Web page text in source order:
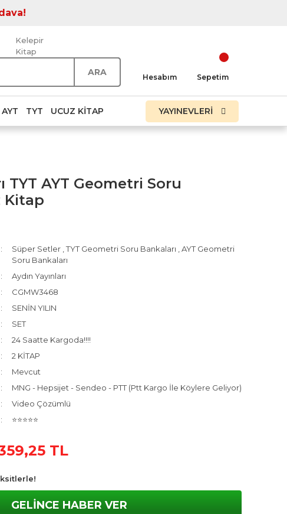
Kelepir
Kitap
ARA Hesabım Sepetim
AYT TYT UCUZ KITAP YAYINEVLERİ
TYT AYT Geometri Soru
Kitap
Süper Setler ,TYT Geometri Soru Bankaları
AYT Geometri
Soru Bankaları
Aydın Yayınları
CGMW3468
SENİN YILIN
SET
24 Saatte Kargoda!!!!
2 KİTAP
Mevcut
MNG - Hepsijet - Sendeo - PTT (Ptt Kargo İle Köylere Geliyor)
Video Çözümlü
⭐⭐⭐⭐⭐
TL
GELİNCE HABER VER